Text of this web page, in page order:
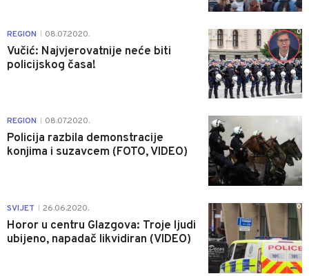
REGION 08.07.2020.
Vučić: Najvjerovatnije neće biti
policijskog časa!
0
REGION 08.07.2020.
Policija razbila demonstracije
konjima i suzavcem (FOTO, VIDEO)
1
SVIJET 26.06.2020.
Horor u centru Glazgova: Troje ljudi
ubijeno, napadač likvidiran (VIDEO)
0